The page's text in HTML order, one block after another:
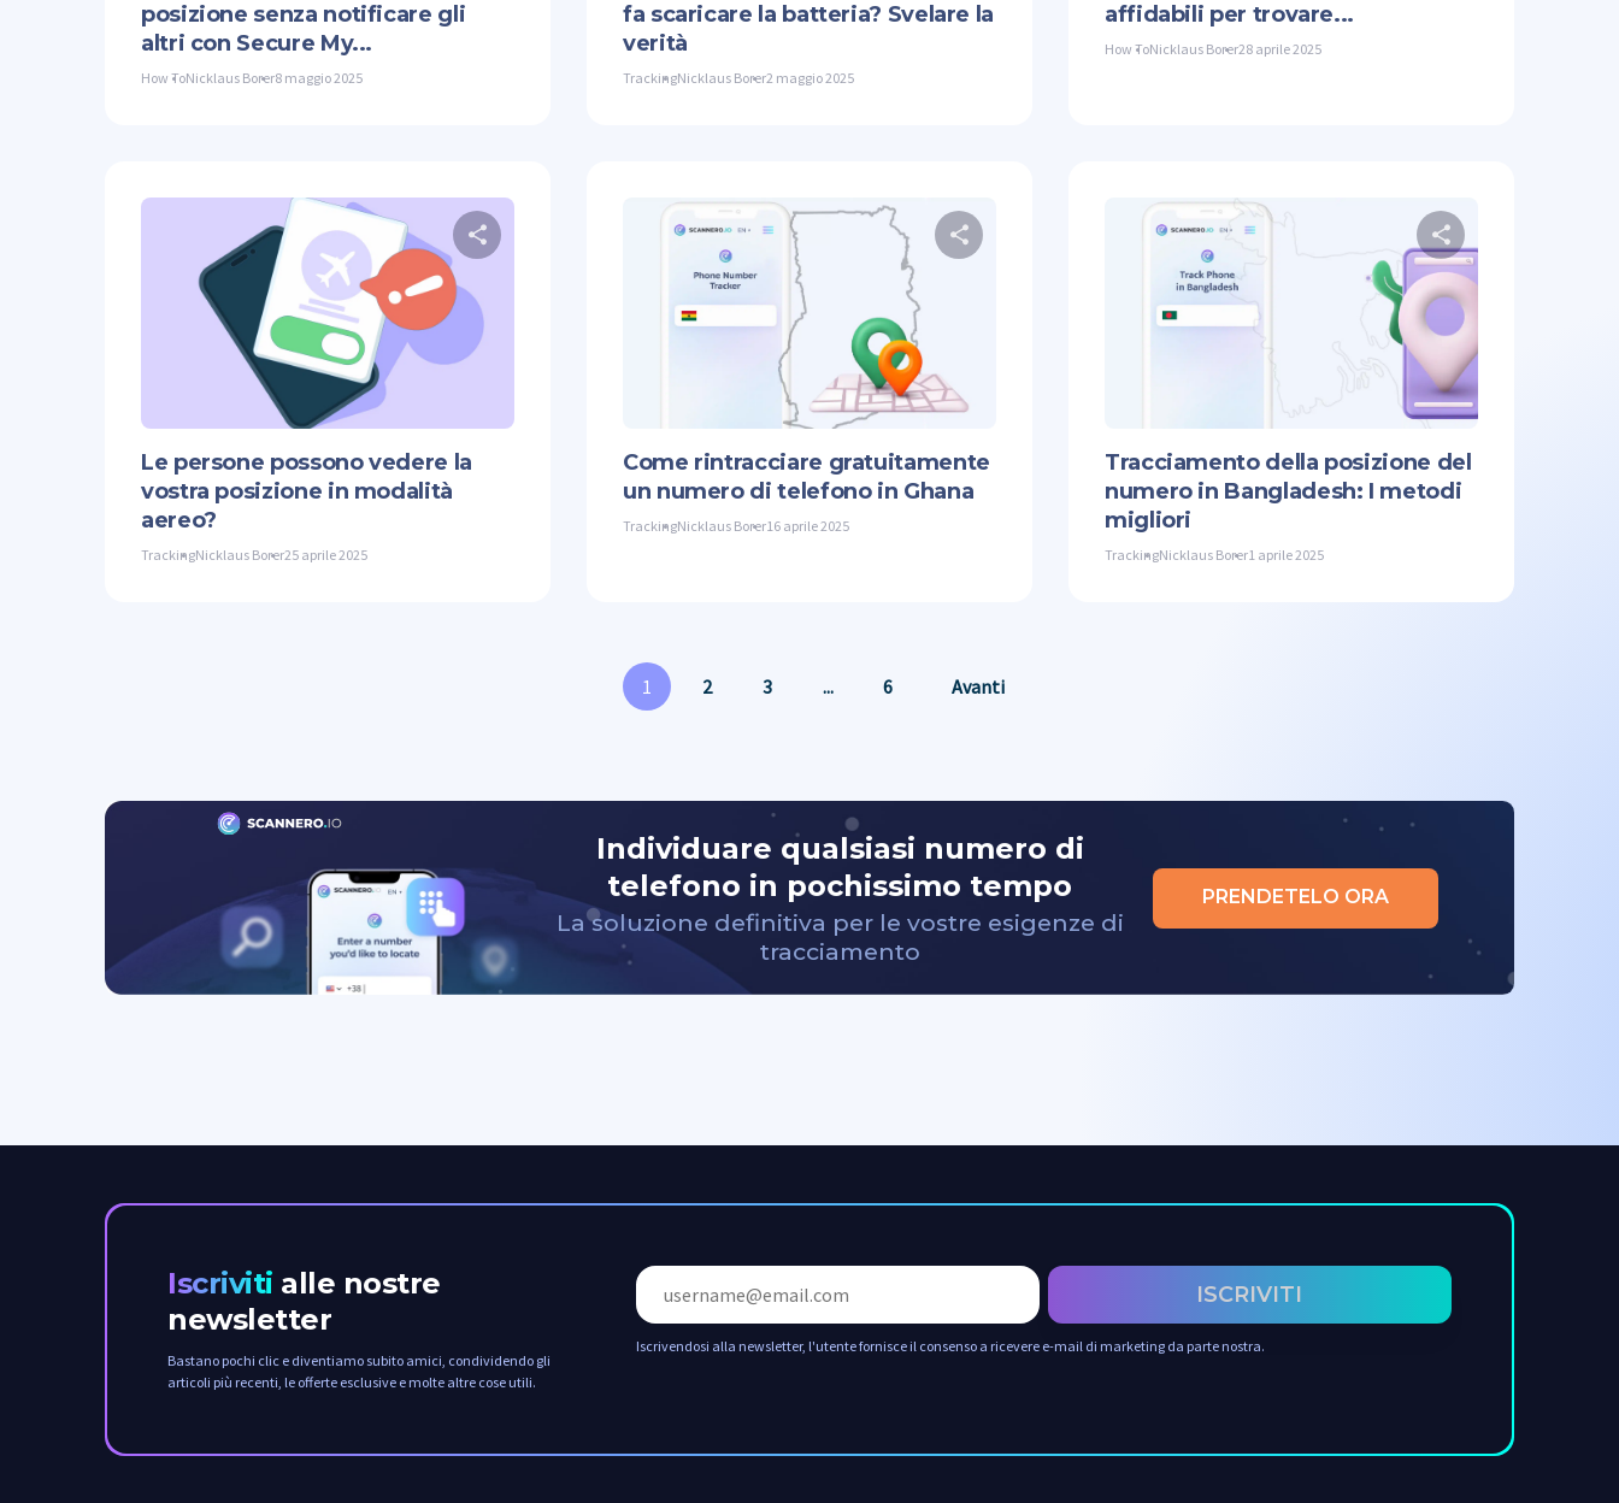
posizione senza notificare gli
altri con Secure My...
How ToNicklaus Borer8 maggio 2025
fa scaricare la batteria? Svelare la
verità
TrackingNicklaus Borer2 maggio 2025
affidabili per trovare...
How ToNicklaus Borer28 aprile 2025
Condividi questo articolo
Le persone possono vedere la
vostra posizione in modalità
aereo?
TrackingNicklaus Borer25 aprile 2025
Condividi questo articolo
Come rintracciare gratuitamente
un numero di telefono in Ghana
TrackingNicklaus Borer16 aprile 2025
Tracciamento della posizione del
numero in Bangladesh: I metodi
migliori
TrackingNicklaus Borer1 aprile 2025
1 2 3 ... 6 Avanti
Individuare qualsiasi numero di
telefono in pochissimo tempo
La soluzione definitiva per le vostre esigenze di
tracciamento
PRENDETELO ORA
Iscriviti alle nostre
newsletter
Bastano pochi clic e diventiamo subito amici, condividendo gli
articoli più recenti, le offerte esclusive e molte altre cose utili.
ISCRIVITI
Iscrivendosi alla newsletter, l'utente fornisce il consenso a ricevere e-mail di marketing da parte nostra.